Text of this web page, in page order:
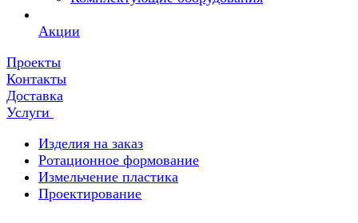
Акции
Проекты
Контакты
Доставка
Услуги
Изделия на заказ
Ротационное формование
Измельчение пластика
Проектирование